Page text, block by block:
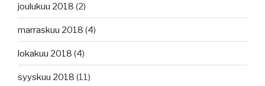
joulukuu 2018 (2)
marraskuu 2018 (4)
lokakuu 2018 (4)
syyskuu 2018 (11)